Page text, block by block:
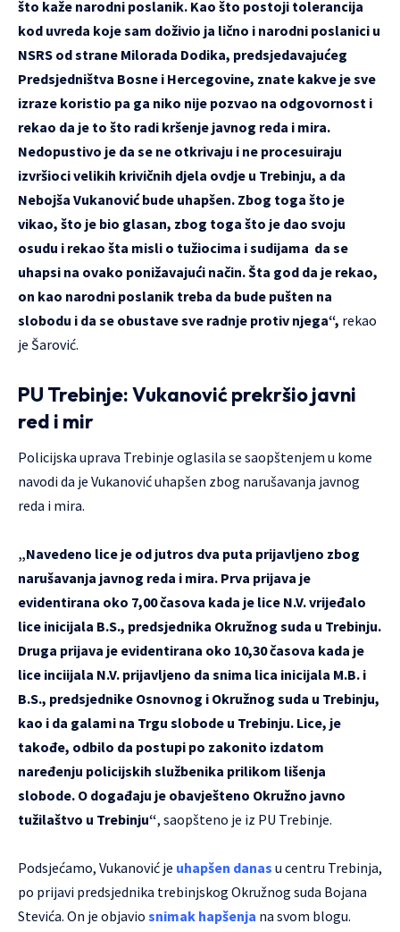
što kaže narodni poslanik. Kao što postoji tolerancija
kod uvreda koje sam doživio ja lično i narodni poslanici u
NSRS od strane Milorada Dodika, predsjedavajućeg
Predsjedništva Bosne i Hercegovine, znate kakve je sve
izraze koristio pa ga niko nije pozvao na odgovornost i
rekao da je to što radi kršenje javnog reda i mira.
Nedopustivo je da se ne otkrivaju i ne procesuiraju
izvršioci velikih krivičnih djela ovdje u Trebinju, a da
Nebojša Vukanović bude uhapšen. Zbog toga što je
vikao, što je bio glasan, zbog toga što je dao svoju
osudu i rekao šta misli o tužiocima i sudijama da se
uhapsi na ovako ponižavajući način. Šta god da je rekao,
on kao narodni poslanik treba da bude pušten na
slobodu i da se obustave sve radnje protiv njega“, rekao
je Šarović.
PU Trebinje: Vukanović prekršio javni
red i mir
Policijska uprava Trebinje oglasila se saopštenjem u kome
navodi da je Vukanović uhapšen zbog narušavanja javnog
reda i mira.
„Navedeno lice je od jutros dva puta prijavljeno zbog
narušavanja javnog reda i mira. Prva prijava je
evidentirana oko 7,00 časova kada je lice N.V. vrijeđalo
lice inicijala B.S., predsjednika Okružnog suda u Trebinju.
Druga prijava je evidentirana oko 10,30 časova kada je
lice inciijala N.V. prijavljeno da snima lica inicijala M.B. i
B.S., predsjednike Osnovnog i Okružnog suda u Trebinju,
kao i da galami na Trgu slobode u Trebinju. Lice, je
takođe, odbilo da postupi po zakonito izdatom
naređenju policijskih službenika prilikom lišenja
slobode. O događaju je obavješteno Okružno javno
tužilaštvo u Trebinju“, saopšteno je iz PU Trebinje.
Podsjećamo, Vukanović je uhapšen danas u centru Trebinja,
po prijavi predsjednika trebinjskog Okružnog suda Bojana
Stevića. On je objavio snimak hapšenja na svom blogu.